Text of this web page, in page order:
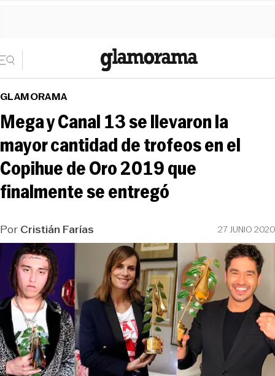
GLAMORAMA
Mega y Canal 13 se llevaron la
mayor cantidad de trofeos en el
Copihue de Oro 2019 que
finalmente se entregó
PorCristián Farías 27 JUNIO 2020